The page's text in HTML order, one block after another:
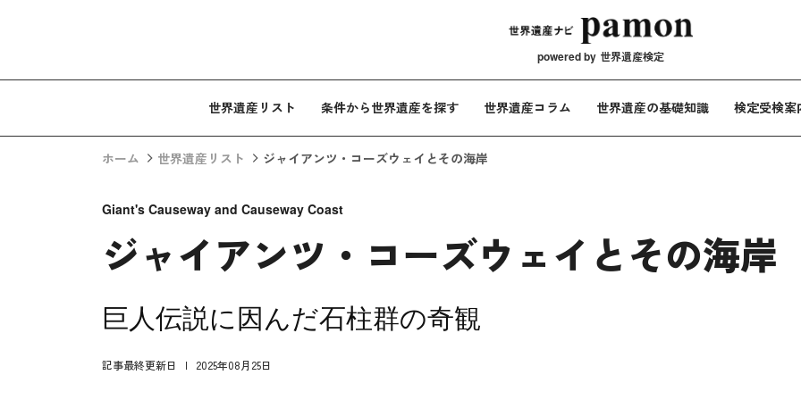
メインナビゲ
powered by 世界遺産検定
世界遺産リスト 条件から世界遺産を探す 世界遺産コラム 世界遺産の基礎知識 検定受検案
ホーム 世界遺産リスト ジャイアンツ・コーズウェイとその海岸
Giant's Causeway and Causeway Coast
ジャイアンツ・コーズウェイとその海岸
巨人伝説に因んだ石柱群の奇観
記事最終更新日 2025年08月25日